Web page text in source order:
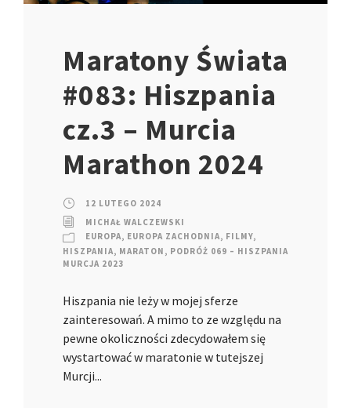
Maratony Świata
#083: Hiszpania
cz.3 – Murcia
Marathon 2024
12 LUTEGO 2024
MICHAŁ WALCZEWSKI
EUROPA, EUROPA ZACHODNIA, FILMY,
HISZPANIA, MARATON , PODRÓŻ 069 – HISZPANIA
MURCJA 2023
Hiszpania nie leży w mojej sferze
zainteresowań. A mimo to ze względu na
pewne okoliczności zdecydowałem się
wystartować w maratonie w tutejszej
Murcji...